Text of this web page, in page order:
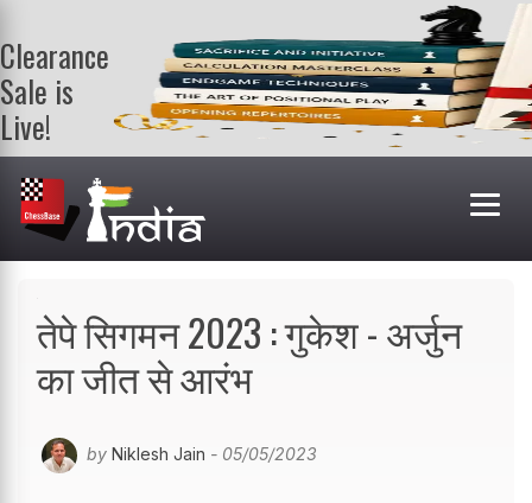
Clearance
Sale is
Live!
Get a FREE
book on
purchasing 2
or more
books. Valid
तेपे सिगमन 2023 : गुकेश - अर्जुन
का जीत से आरंभ
by Niklesh Jain - 05/05/2023